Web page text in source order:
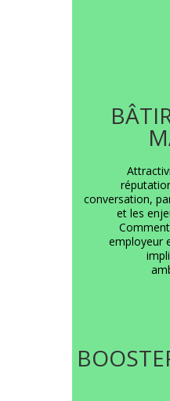
conversation,
et les
employeur